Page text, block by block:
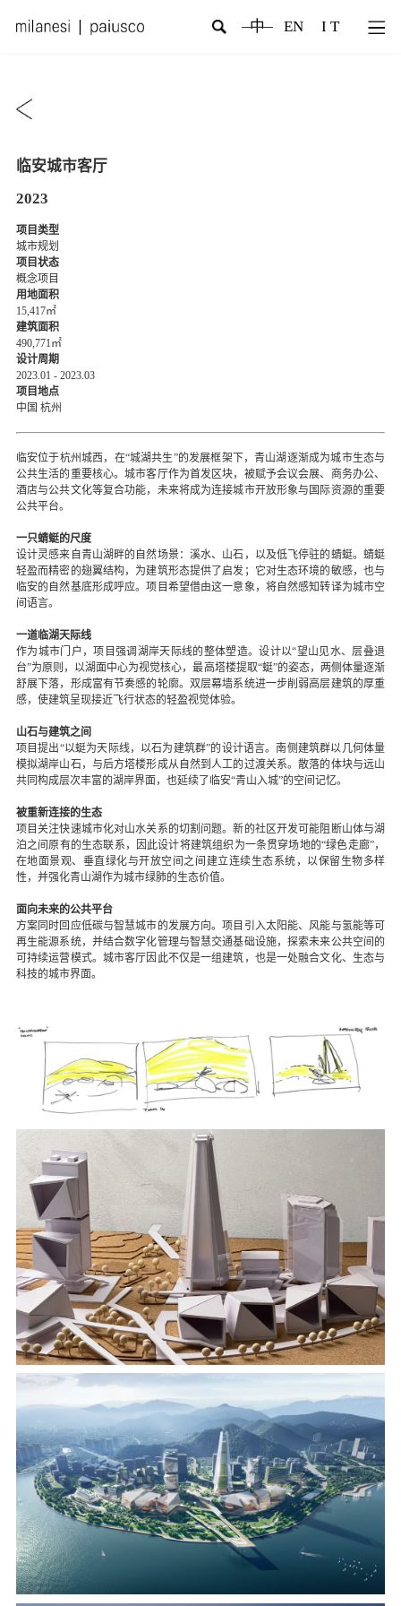
中 EN I T
临安城市客厅
2023
项目类型
城市规划
项目状态
概念项目
用地面积
15,417㎡
建筑面积
490,771㎡
设计周期
2023.01 - 2023.03
项目地点
中国 杭州
临安位于杭州城西，在“城湖共生”的发展框架下，青山湖逐渐成为城市生态与
公共生活的重要核心。城市客厅作为首发区块，被赋予会议会展、商务办公、
酒店与公共文化等复合功能，未来将成为连接城市开放形象与国际资源的重要
公共平台。
一只蜻蜓的尺度
设计灵感来自青山湖畔的自然场景：溪水、山石，以及低飞停驻的蜻蜓。蜻蜓
轻盈而精密的翅翼结构，为建筑形态提供了启发；它对生态环境的敏感，也与
临安的自然基底形成呼应。项目希望借由这一意象，将自然感知转译为城市空
间语言。
一道临湖天际线
作为城市门户，项目强调湖岸天际线的整体塑造。设计以“望山见水、层叠退
台”为原则，以湖面中心为视觉核心，最高塔楼提取“蜓”的姿态，两侧体量逐渐
舒展下落，形成富有节奏感的轮廓。双层幕墙系统进一步削弱高层建筑的厚重
感，使建筑呈现接近飞行状态的轻盈视觉体验。
山石与建筑之间
项目提出“以蜓为天际线，以石为建筑群”的设计语言。南侧建筑群以几何体量
模拟湖岸山石，与后方塔楼形成从自然到人工的过渡关系。散落的体块与远山
共同构成层次丰富的湖岸界面，也延续了临安“青山入城”的空间记忆。
被重新连接的生态
项目关注快速城市化对山水关系的切割问题。新的社区开发可能阻断山体与湖
泊之间原有的生态联系，因此设计将建筑组织为一条贯穿场地的“绿色走廊”，
在地面景观、垂直绿化与开放空间之间建立连续生态系统，以保留生物多样
性，并强化青山湖作为城市绿肺的生态价值。
面向未来的公共平台
方案同时回应低碳与智慧城市的发展方向。项目引入太阳能、风能与氢能等可
再生能源系统，并结合数字化管理与智慧交通基础设施，探索未来公共空间的
可持续运营模式。城市客厅因此不仅是一组建筑，也是一处融合文化、生态与
科技的城市界面。